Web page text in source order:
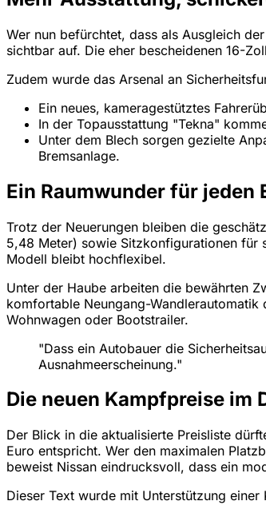
Wer nun befürchtet, dass als Ausgleich
sichtbar auf. Die eher bescheidenen 16-
Zudem wurde das Arsenal an
Ein neues, kameragestütztes
In der Topausstattung "Tekna"
Unter dem Blech sorgen gezielte
Bremsanlage.
Ein Raumwunder für jeden
Trotz der Neuerungen bleiben die
5,48 Meter) sowie Sitzkonfigurationen für
Modell bleibt hochflexibel.
Unter der Haube arbeiten die bewährten
komfortable Neungang-
Wohnwagen oder Bootstrailer.
"Dass ein Autobauer die
Ausnahmeerscheinung."
Die neuen Kampfpreise im
Der Blick in die aktualisierte Preisliste
Euro entspricht. Wer den maximalen
beweist Nissan eindrucksvoll, dass ein
Dieser Text wurde mit Unterstützung einer